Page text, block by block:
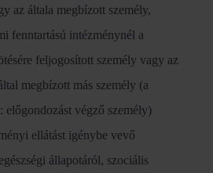
az általa megbízott személy,
fenntartású intézménynél a
feljogosított személy vagy az
megbízott más személy (a
előgondozást végző személy)
ellátást igénybe vevő
állapotáról, szociális